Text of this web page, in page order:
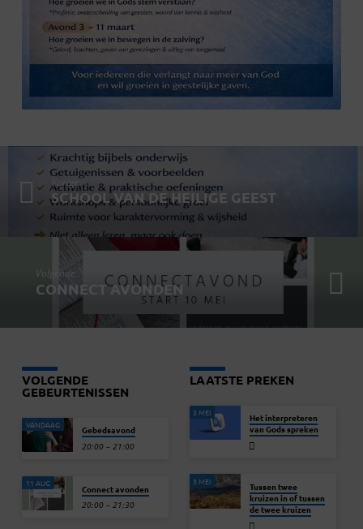
Vorige
SCHOOL VAN DE HEILIGE GEEST
Volgende
CONNECT AVONDEN
VOLGENDE
GEBEURTENISSEN
VANDAAG Gebedsavond
20:00 – 21:00
11 AUG Connect avonden
20:00 – 21:30
LAATSTE PREKEN
3 MEI
Het interpreteren
van Gods spreken
3 MEI
Tussen twee
kruizen in of tussen
de twee kruizen